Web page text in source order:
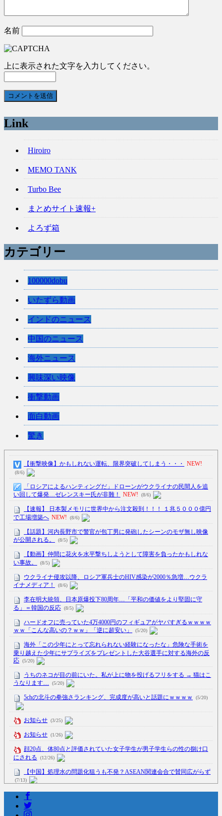
名前
上に表示された文字を入力してください。
Link
Hiroiro
MEMO TANK
Turbo Bee
まとめサイト速報+
よろず箱
カテゴリー
100000dobu
いたずら動画
インドのニュース
中国のニュース
海外ニュース
興味深い映像
衝撃動画
面白動画
驚き
【衝撃映像】かもしれない運転、限界突破してしまう・・・ NEW!
(8/6)
「ロシアによるハンティングだ」ドローンがウクライナの民間人を追
い回して爆発…ゼレンスキー氏が非難！
NEW! (8/6)
【速報】 日本製メモリに世界中から注文殺到！！！ １兆５０００億円
で工場増築へ NEW! (8/6)
【話題】河内長野市で警官が包丁男に発砲したシーンのモザ無し映像
が公開される。
(8/5)
【動画】仲間に花火を水平撃ちしようとして障害を負ったかもしれな
い事故。
(8/5)
ウクライナ侵攻以降、ロシア軍兵士のHIV感染が2000％急増…ウクラ
イナメディア！
(8/6)
李在明大統領、日本原爆投下80周年…「平和の価値をより堅固に守
る」＝韓国の反応 (8/5)
ハードオフに売っていた4万4000円のフィギュアがヤバすぎるｗｗｗｗ
ｗｗ「こんな高いの？ｗｗ」「逆に超安い」
(5/20)
海外「この少年にとって忘れられない経験になったな」危険な手術を
乗り越えた少年にサプライズをプレゼントした大谷選手に対する海外の反
応 (5/20)
うちのネコが目の前にいた。私が上に物を投げるフリをする → 猫はこ
うなります…
(5/20)
5chの北斗の拳強さランキング、完成度が高いと話題にｗｗｗｗ (5/20)
お知らせ (3/25)
お知らせ (1/26)
顔20点、体80点と評価されていた女子学生が男子学生らの性の捌け口
にされる
(12/26)
【中国】処理水の問題化狙うも不発？ASEAN関連会合で賛同広がらず
(7/13)